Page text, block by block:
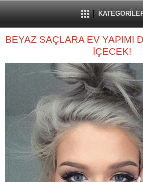
BEYAZ SAÇLARA EV YAPIMI
İÇECEK!